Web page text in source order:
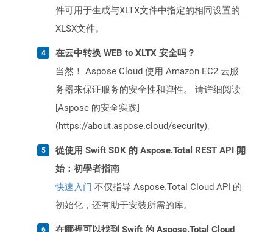
件可用于生成与XLTX文件中指定的相同设置的
XLSX文件。
在云中转换 WEB to XLTX 安全吗？
当然！ Aspose Cloud 使用 Amazon EC2 云服
务器来保证服务的安全性和弹性。 请详细阅读
[Aspose 的安全实践]
(https://about.aspose.cloud/security)。
從使用 Swift SDK 的 Aspose.Total REST API 開
始：初學者指南
快速入门 不仅指导 Aspose.Total Cloud API 的
初始化，还有助于安装所需的库。
在哪裡可以找到 Swift 的 Aspose.Total Cloud